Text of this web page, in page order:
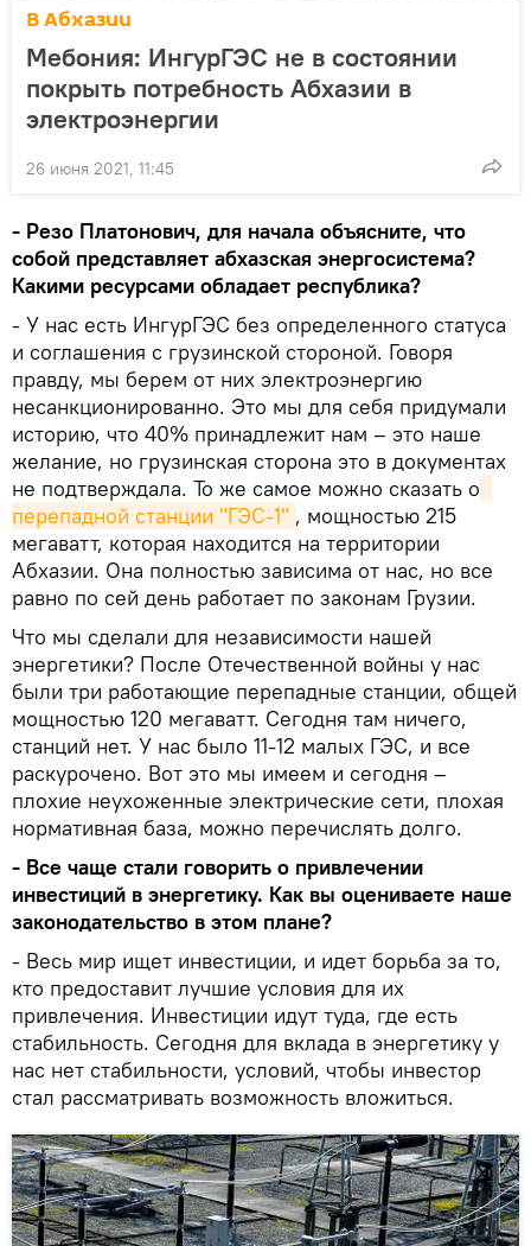
В Абхазии
Мебония: ИнгурГЭС не в состоянии
покрыть потребность Абхазии в
электроэнергии
26 июня 2021, 11:45
- Резо Платонович, для начала объясните, что
собой представляет абхазская энергосистема?
Какими ресурсами обладает республика?
- У нас есть ИнгурГЭС без определенного статуса
и соглашения с грузинской стороной. Говоря
правду, мы берем от них электроэнергию
несанкционированно. Это мы для себя придумали
историю, что 40% принадлежит нам – это наше
желание, но грузинская сторона это в документах
не подтверждала. То же самое можно сказать о
перепадной станции "ГЭС-1" , мощностью 215
мегаватт, которая находится на территории
Абхазии. Она полностью зависима от нас, но все
равно по сей день работает по законам Грузии.
Что мы сделали для независимости нашей
энергетики? После Отечественной войны у нас
были три работающие перепадные станции, общей
мощностью 120 мегаватт. Сегодня там ничего,
станций нет. У нас было 11-12 малых ГЭС, и все
раскурочено. Вот это мы имеем и сегодня –
плохие неухоженные электрические сети, плохая
нормативная база, можно перечислять долго.
- Все чаще стали говорить о привлечении
инвестиций в энергетику. Как вы оцениваете наше
законодательство в этом плане?
- Весь мир ищет инвестиции, и идет борьба за то,
кто предоставит лучшие условия для их
привлечения. Инвестиции идут туда, где есть
стабильность. Сегодня для вклада в энергетику у
нас нет стабильности, условий, чтобы инвестор
стал рассматривать возможность вложиться.